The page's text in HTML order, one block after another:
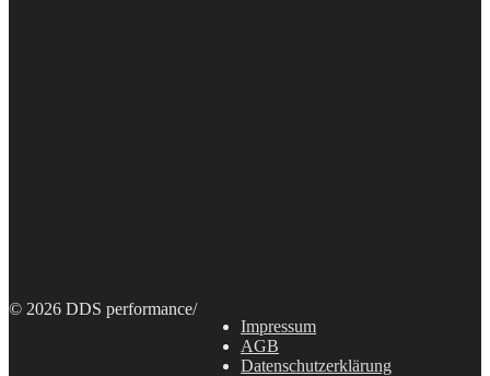
© 2026 DDS performance/
Impressum
AGB
Datenschutzerklärung